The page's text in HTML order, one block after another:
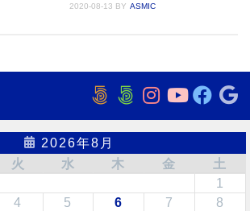
2020-08-13 BY ASMIC
2026年8月
火 水 木 金
土
1
4 5 6 7
8